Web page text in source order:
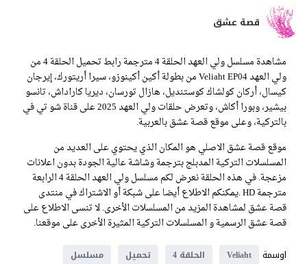
قصة عشق
مشاهدة مسلسل ولي العهد الحلقة 4 مترجمة رابط تحميل الحلقة 4 من
ولي العهد Veliaht EP04 من بطولة أكين أكينوزو، سيرا أريتورك، إيرجان
كيسال، أركان كولشاك كوستنديل، هازال تورسان، ديريا كاراداش، تانسو
بيشير، وبورا أكاش، وتعرض حلقات ولي العهد 2025 على قناة شو تي في
بالتركية، وعلى موقع قصة عشق بالعربية.
موقع قصة عشق الاصلي هو المكان الذي يحتوي على العديد من
المسلسلات التركية المدبلج بترجمة وشاشة عالية الجودة بدون اعلانات
مزعجة. في هذه الحلقة نعرض لكم مسلسل ولي العهد الحلقة 4 الرابعة
مترجمة HD .يمكنكم الاطلاع أيضا على شبكة أو الاشتراك في منتدى
قصة عشق لمشاهدة المزيد من المسلسلات الأخرى. لا تنسى الاطلاع على
قصة عشق الرسمية و المسلسلات التركية المثيرة الأخرى على موقعنا.
اوسمة
Veliaht الحلقة 4 تحميل
مسلسل